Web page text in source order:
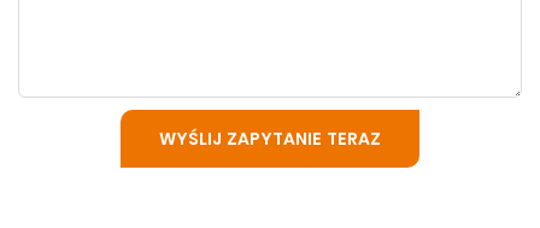
WYŚLIJ ZAPYTANIE TERAZ